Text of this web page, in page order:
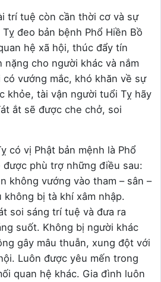
trí tuệ còn cần thời cơ và sự
đeo bản bệnh Phổ Hiền Bồ
hệ xã hội, thúc đẩy tín
nặng cho người khác và nắm
vướng mắc, khó khăn về sự
khỏe, tài vận người tuổi Tỵ hãy
ắt sẽ được che chở, soi
có vị Phật bản mệnh là Phổ
được phù trợ những điều sau:
không vướng vào tham – sân –
không bị tà khí xâm nhập.
soi sáng trí tuệ và đưa ra
suốt. Không bị người khác
gây mâu thuẫn, xung đột với
Luôn được yêu mến trong
quan hệ khác. Gia đình luôn